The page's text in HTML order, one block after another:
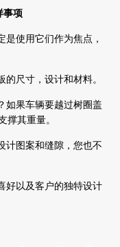
事项
是使用它们作为焦点，
尺寸，设计和材料。
如果车辆要越过树圈盖
撑其重量。
计图案和缝隙，您也不
好以及客户的独特设计